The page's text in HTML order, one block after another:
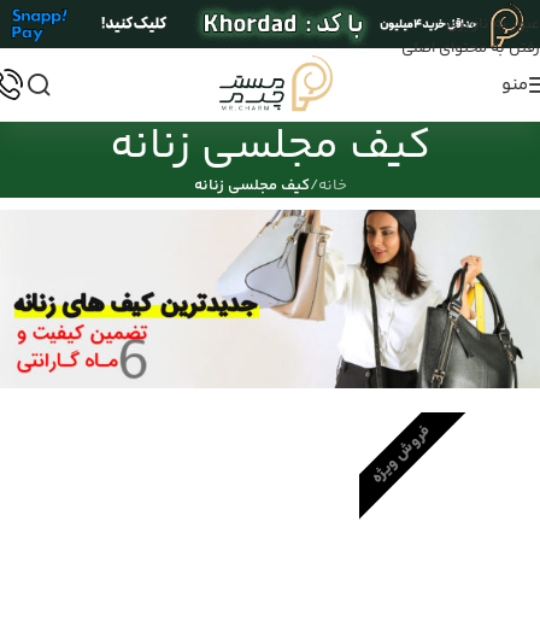
عبور به ناوبری
رفتن به محتوای اصلی
منو
کیف مجلسی زنانه
خانه/کیف مجلسی زنانه
فروش ویژه